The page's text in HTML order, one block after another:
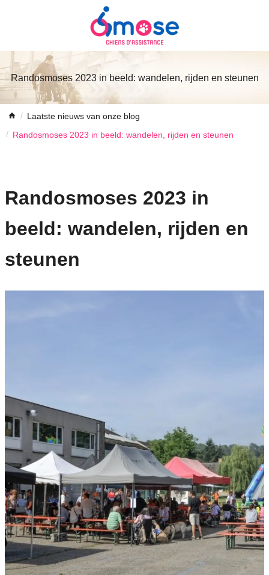
Randosmoses 2023 in beeld: wandelen, rijden en steunen
Laatste nieuws van onze blog
Randosmoses 2023 in beeld: wandelen, rijden en steunen
Randosmoses 2023 in
beeld: wandelen, rijden en
steunen